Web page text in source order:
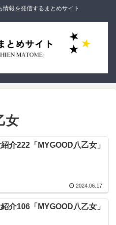
報を発信するまとめサイト
女
介222「MYGOOD八乙女」
2024.06.17
介106「MYGOOD八乙女」